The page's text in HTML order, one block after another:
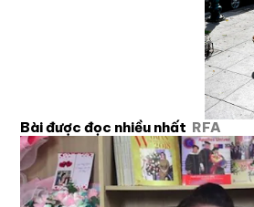
Bài được đọc nhiều nhất RFA